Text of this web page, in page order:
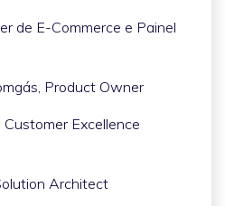
de E-Commerce e Painel
Product Owner
Excellence
Architect